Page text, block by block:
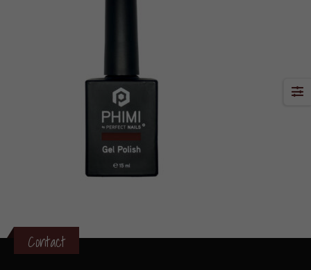
Contact